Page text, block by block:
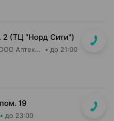
2 (ТЦ "Норд Сити")
Столичная Аптека СП Самбест ООО Аптека №9 до 21:00
19
до 23:00